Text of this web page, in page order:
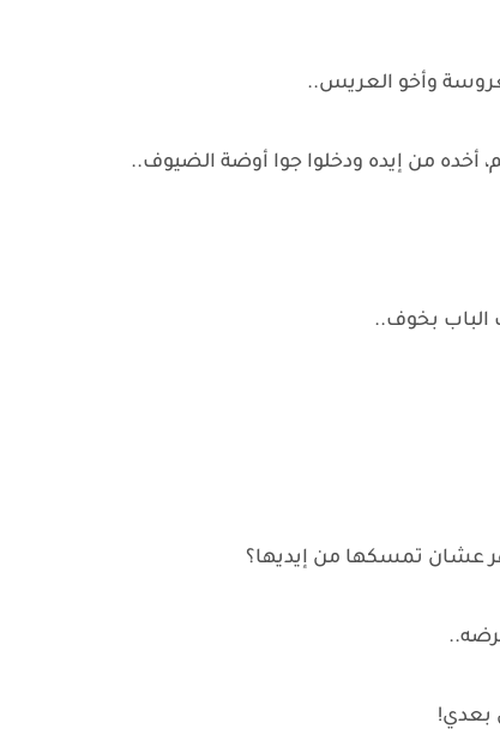
وأخو العريس..
من إيده ودخلوا جوا أوضة الضيوف..
بخوف..
عشان تمسكها من إيديها؟
بعدي!